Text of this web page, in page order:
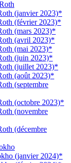
(janvier 2023)*
(février 2023)*
(mars 2023)*
(avril 2023)*
(mai 2023)*
(juin 2023)*
(juillet 2023)*
(août 2023)*
(septembre
(octobre 2023)*
(novembre
(décembre
(janvier 2024)*